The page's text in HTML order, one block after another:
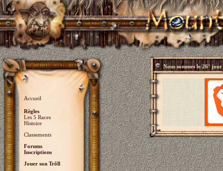
Accueil
Règles
Les 5 Races
Histoire
Classements
Forums
Inscriptions
Jouer son Trõll
Nous sommes le26° jour